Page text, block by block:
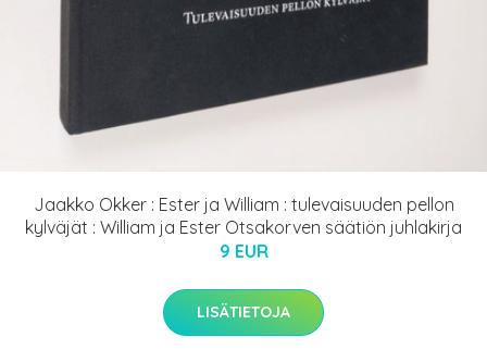
Jaakko Okker : Ester ja William : tulevaisuuden pellon
kylväjät : William ja Ester Otsakorven säätiön juhlakirja
9 EUR
LISÄTIETOJA